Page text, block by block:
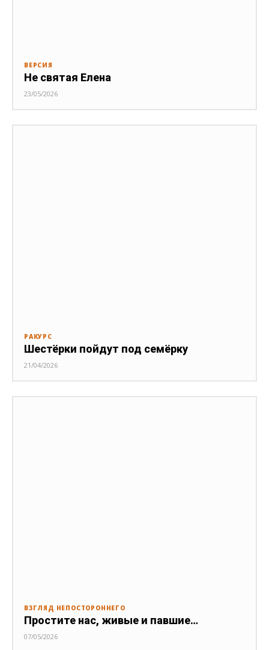
ВЕРСИЯ
Не святая Елена
23/05/2026
РАКУРС
Шестёрки пойдут под семёрку
21/04/2026
ВЗГЛЯД НЕПОСТОРОННЕГО
Простите нас, живые и павшие…
07/05/2026